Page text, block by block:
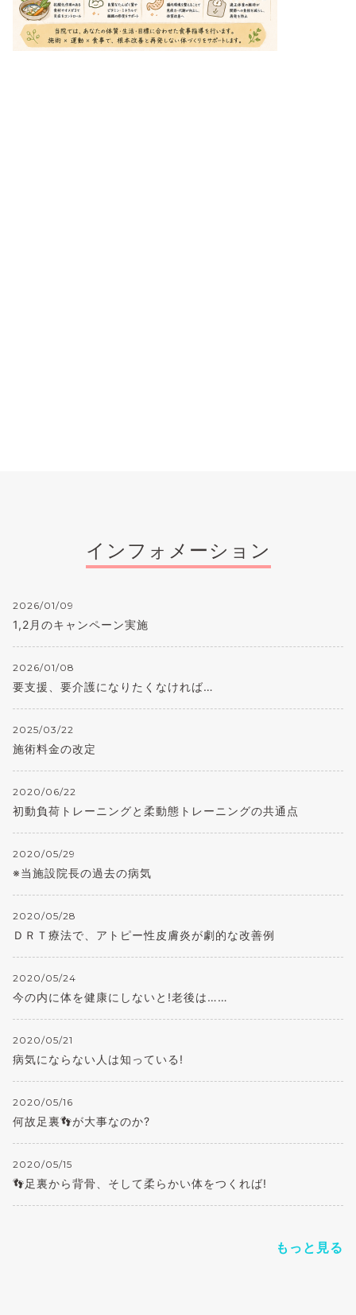
インフォメーション
2026/01/09
1,2月のキャンペーン実施
2026/01/08
要支援、要介護になりたくなければ…
2025/03/22
施術料金の改定
2020/06/22
初動負荷トレーニングと柔動態トレーニングの共通点
2020/05/29
※当施設院長の過去の病気
2020/05/28
ＤＲＴ療法で、アトピー性皮膚炎が劇的な改善例
2020/05/24
今の内に体を健康にしないと!老後は……
2020/05/21
病気にならない人は知っている!
2020/05/16
何故足裏👣が大事なのか?
2020/05/15
👣足裏から背骨、そして柔らかい体をつくれば!
もっと見る